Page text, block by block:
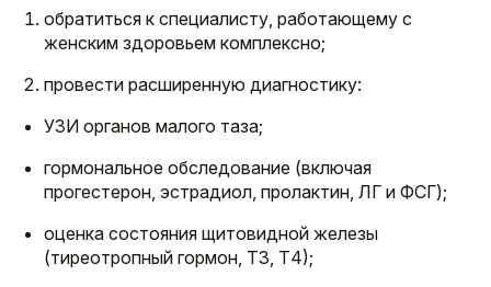
обратиться к специалисту, работающему с
женским здоровьем комплексно;
провести расширенную диагностику:
УЗИ органов малого таза;
гормональное обследование (включая
прогестерон, эстрадиол, пролактин, ЛГ и ФСГ);
оценка состояния щитовидной железы
(тиреотропный гормон, Т3, Т4);